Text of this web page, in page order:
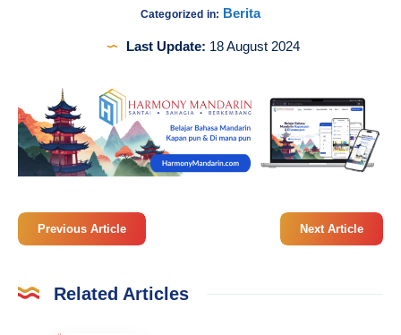
Categorized in: Berita
Last Update: 18 August 2024
Previous Article Next Article
Related Articles